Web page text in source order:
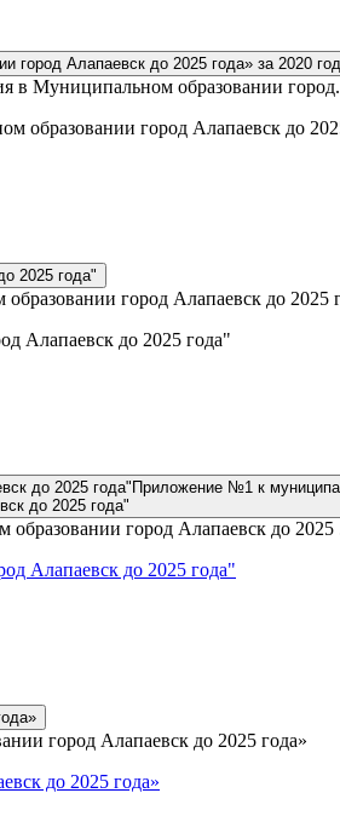
город Алапаевск до 2025 года» за 2020 год
в Муниципальном образовании
образовании город Алапаевск до
2025 года"
город Алапаевск до 2025
Алапаевск до 2025 года"
до 2025 года"Приложение №1 к
до 2025 года"
город Алапаевск до 2025
Алапаевск до 2025 года"
город Алапаевск до 2025 года»
до 2025 года»